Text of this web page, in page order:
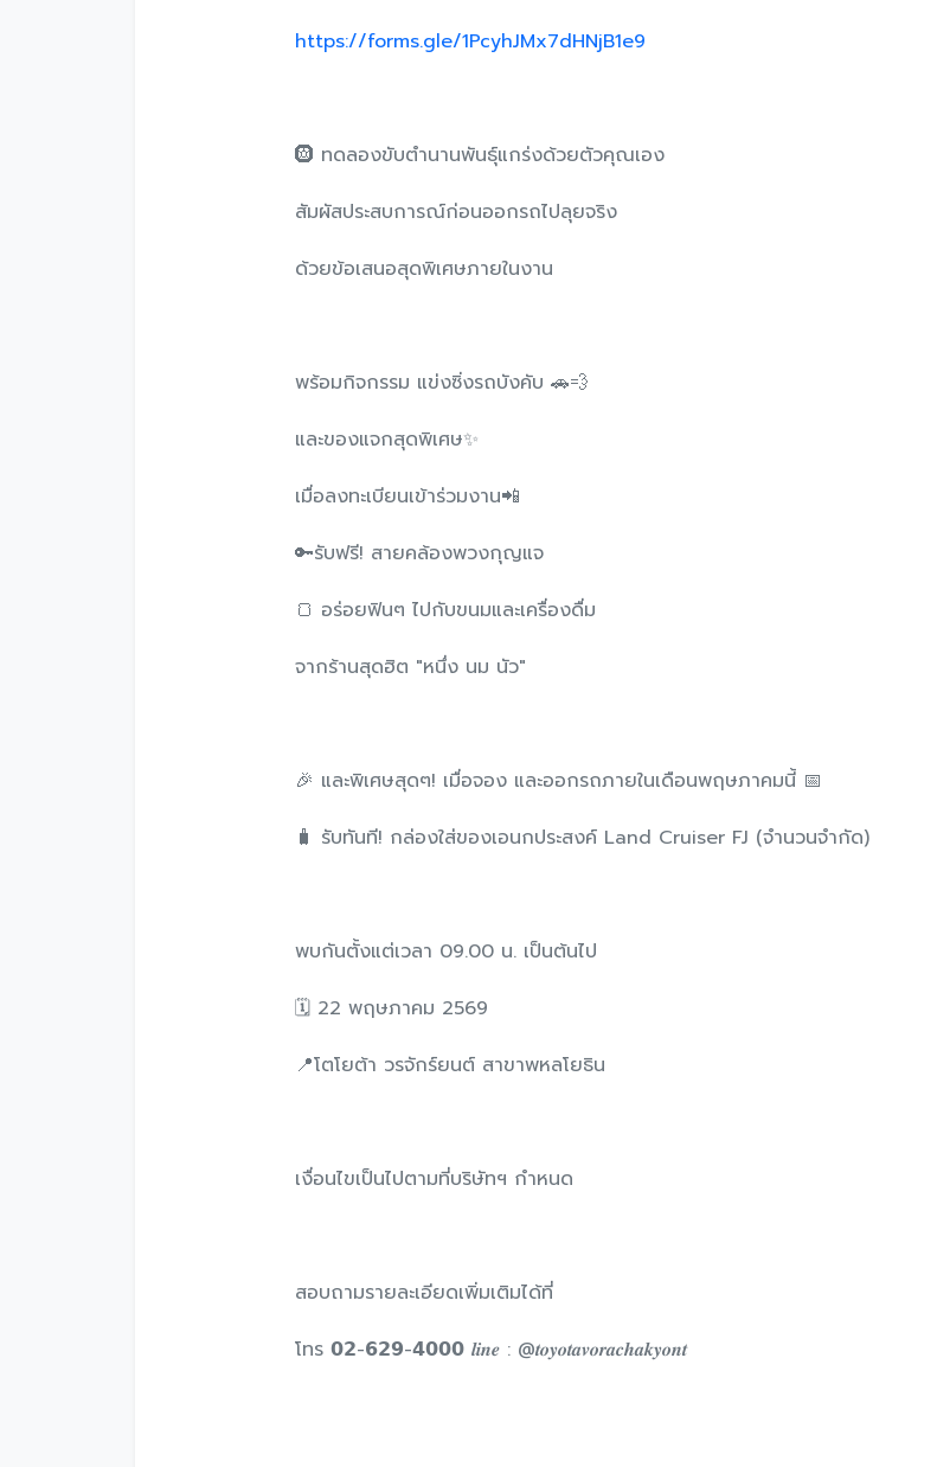
https://forms.gle/1PcyhJMx7dHNjB1e9
🛞 ทดลองขับตำนานพันธุ์แกร่งด้วยตัวคุณเอง
สัมผัสประสบการณ์ก่อนออกรถไปลุยจริง
ด้วยข้อเสนอสุดพิเศษภายในงาน
พร้อมกิจกรรม แข่งซิ่งรถบังคับ 🚗💨
และของแจกสุดพิเศษ✨
เมื่อลงทะเบียนเข้าร่วมงาน📲
🔑รับฟรี! สายคล้องพวงกุญแจ
🍞 อร่อยฟินๆ ไปกับขนมและเครื่องดื่ม
จากร้านสุดฮิต "หนึ่ง นม นัว"
🎉 และพิเศษสุดๆ! เมื่อจอง และออกรถภายในเดือนพฤษภาคมนี้ 📅
🧳 รับทันที! กล่องใส่ของเอนกประสงค์ Land Cruiser FJ (จำนวนจำกัด)
พบกันตั้งแต่เวลา 09.00 น. เป็นต้นไป
🗓️ 22 พฤษภาคม 2569
📍โตโยต้า วรจักร์ยนต์ สาขาพหลโยธิน
เงื่อนไขเป็นไปตามที่บริษัทฯ กำหนด
สอบถามรายละเอียดเพิ่มเติมได้ที่
โทร 𝟬𝟮-𝟲𝟮𝟵-𝟰𝟬𝟬𝟬 𝒍𝒊𝒏𝒆 : @𝒕𝒐𝒚𝒐𝒕𝒂𝒗𝒐𝒓𝒂𝒄𝒉𝒂𝒌𝒚𝒐𝒏𝒕